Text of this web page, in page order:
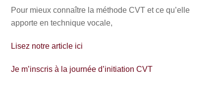
Pour mieux connaître la méthode CVT et ce qu’elle
apporte en technique vocale,
Lisez notre article ici
Je m’inscris à la journée d’initiation CVT